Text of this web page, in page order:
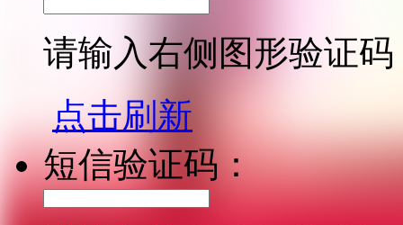
请输入右侧图形验证码
点击刷新
短信验证码：